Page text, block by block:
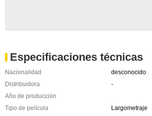
Especificaciones técnicas
Nacionalidad
desconocido
Distribuidora
-
Año de producción
Tipo de película
Largometraje